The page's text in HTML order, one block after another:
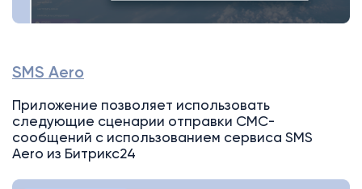
SMS Aero
Приложение позволяет использовать
следующие сценарии отправки СМС-
сообщений с использованием сервиса SMS
Aero из Битрикс24